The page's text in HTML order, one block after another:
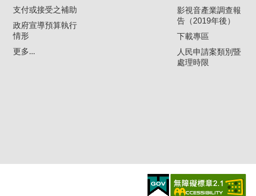
支付或接受之補助
政府宣導預算執行
情形
更多...
影視音產業調查報
告（2019年後）
下載專區
人民申請案類別暨
處理時限